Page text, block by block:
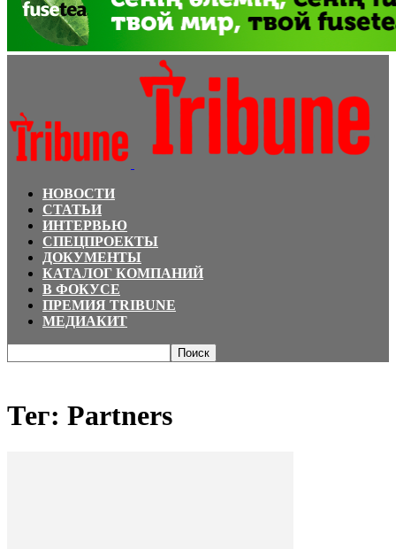
НОВОСТИ
СТАТЬИ
ИНТЕРВЬЮ
СПЕЦПРОЕКТЫ
ДОКУМЕНТЫ
КАТАЛОГ КОМПАНИЙ
В ФОКУСЕ
ПРЕМИЯ TRIBUNE
МЕДИАКИТ
Тег: Partners